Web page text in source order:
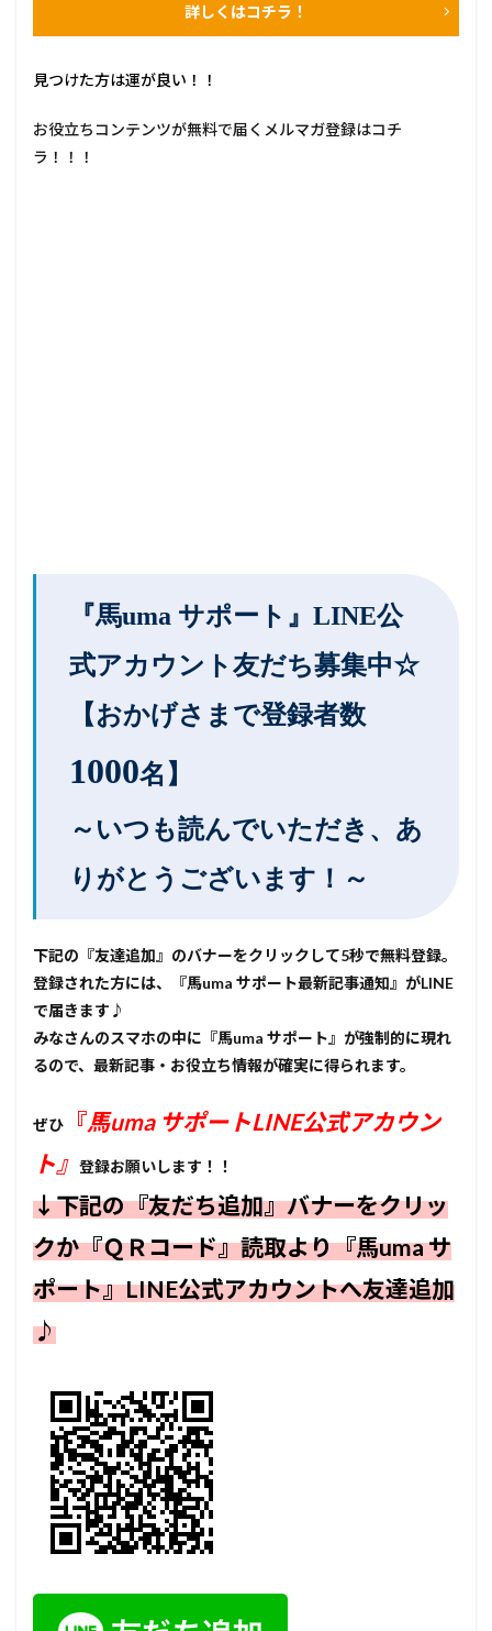
詳しくはコチラ！
見つけた方は運が良い！！
お役立ちコンテンツが無料で届くメルマガ登録はコチ
ラ！！！
『馬uma サポート』LINE公
式アカウント友だち募集中☆
【おかげさまで登録者数
1000名】
～いつも読んでいただき、あ
りがとうございます！～
下記の『友達追加』のバナーをクリックして5秒で無料登録。
登録された方には、『馬uma サポート最新記事通知』がLINE
で届きます♪
みなさんのスマホの中に『馬uma サポート』が強制的に現れ
るので、最新記事・お役立ち情報が確実に得られます。
ぜひ 『馬uma サポートLINE公式アカウン
ト』 登録お願いします！！
↓下記の『友だち追加』バナーをクリッ
クか『ＱＲコード』読取より『馬uma サ
ポート』LINE公式アカウントへ友達追加
♪